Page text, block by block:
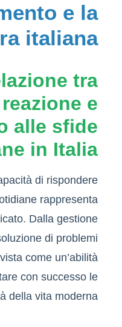
e la
italiana
tra
e
alle sfide
in Italia
di rispondere
rappresenta
Dalla gestione
di problemi
come un’abilità
con successo le
della vita moderna.